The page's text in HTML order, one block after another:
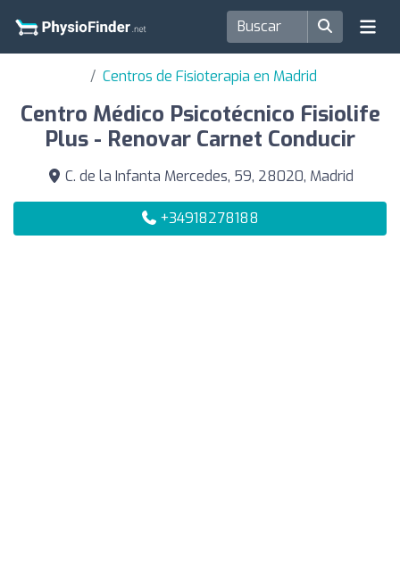
Centros de Fisioterapia en Madrid
Centro Médico Psicotécnico Fisiolife
Plus - Renovar Carnet Conducir
C. de la Infanta Mercedes, 59, 28020, Madrid
+34918278188